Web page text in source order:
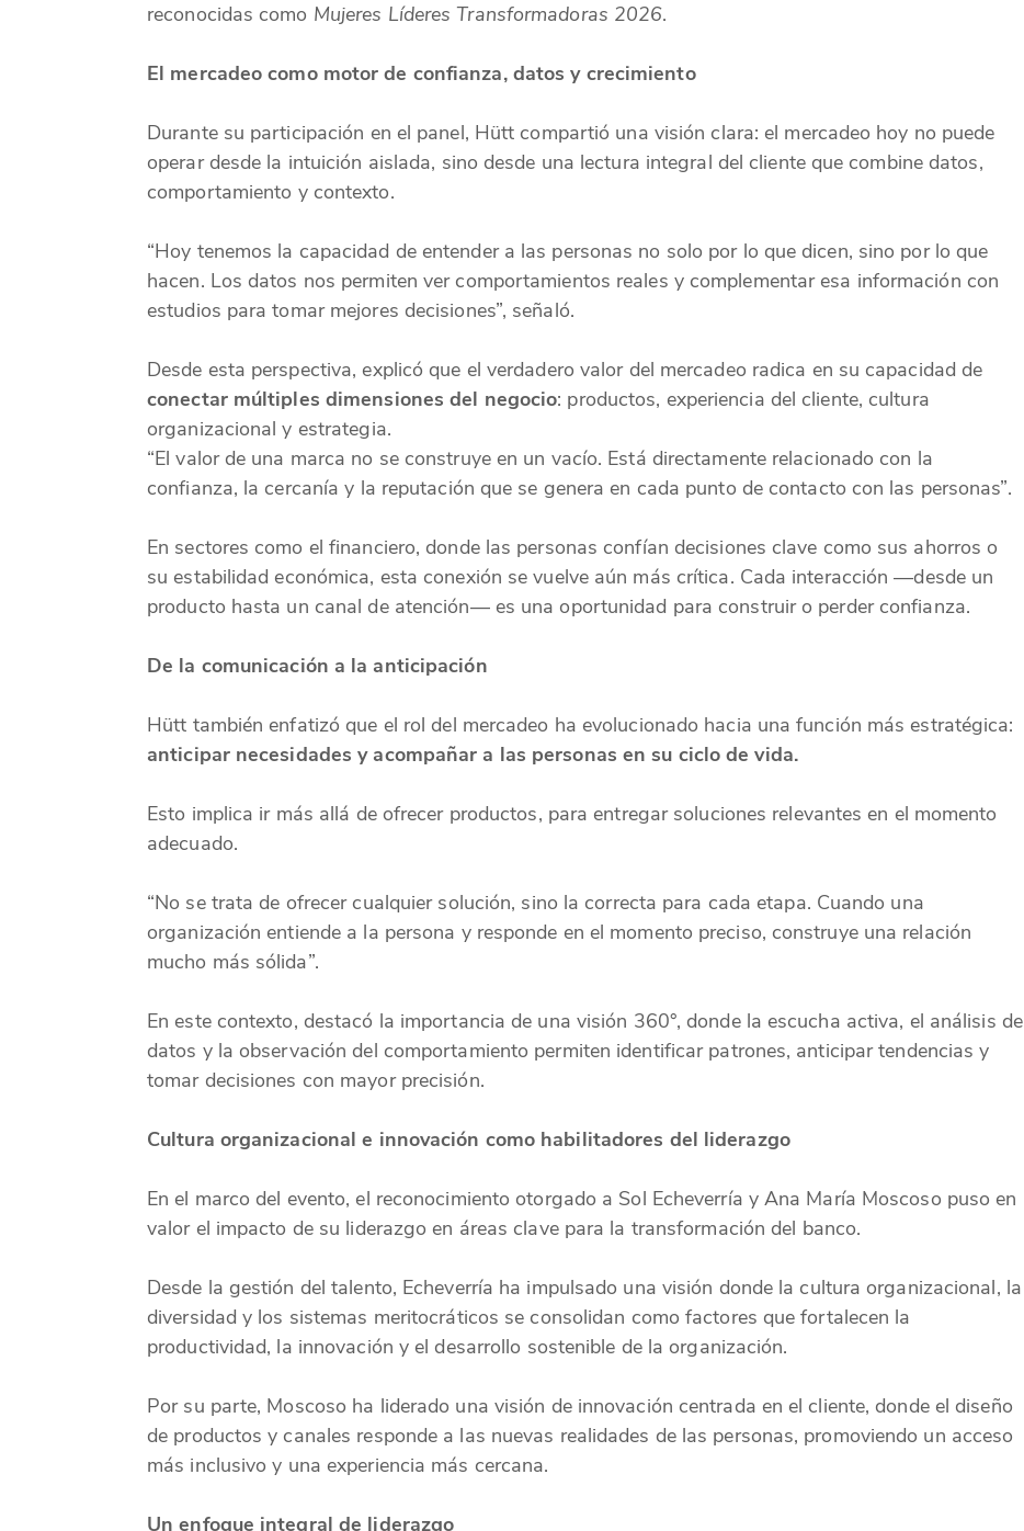
reconocidas como Mujeres Líderes Transformadoras 2026.
El mercadeo como motor de confianza, datos y crecimiento
Durante su participación en el panel, Hütt compartió una visión clara: el mercadeo hoy no puede
operar desde la intuición aislada, sino desde una lectura integral del cliente que combine datos,
comportamiento y contexto.
“Hoy tenemos la capacidad de entender a las personas no solo por lo que dicen, sino por lo que
hacen. Los datos nos permiten ver comportamientos reales y complementar esa información con
estudios para tomar mejores decisiones”, señaló.
Desde esta perspectiva, explicó que el verdadero valor del mercadeo radica en su capacidad de
conectar múltiples dimensiones del negocio: productos, experiencia del cliente, cultura
organizacional y estrategia.
“El valor de una marca no se construye en un vacío. Está directamente relacionado con la
confianza, la cercanía y la reputación que se genera en cada punto de contacto con las personas”.
En sectores como el financiero, donde las personas confían decisiones clave como sus ahorros o
su estabilidad económica, esta conexión se vuelve aún más crítica. Cada interacción —desde un
producto hasta un canal de atención— es una oportunidad para construir o perder confianza.
De la comunicación a la anticipación
Hütt también enfatizó que el rol del mercadeo ha evolucionado hacia una función más estratégica:
anticipar necesidades y acompañar a las personas en su ciclo de vida.
Esto implica ir más allá de ofrecer productos, para entregar soluciones relevantes en el momento
adecuado.
“No se trata de ofrecer cualquier solución, sino la correcta para cada etapa. Cuando una
organización entiende a la persona y responde en el momento preciso, construye una relación
mucho más sólida”.
En este contexto, destacó la importancia de una visión 360°, donde la escucha activa, el análisis de
datos y la observación del comportamiento permiten identificar patrones, anticipar tendencias y
tomar decisiones con mayor precisión.
Cultura organizacional e innovación como habilitadores del liderazgo
En el marco del evento, el reconocimiento otorgado a Sol Echeverría y Ana María Moscoso puso en
valor el impacto de su liderazgo en áreas clave para la transformación del banco.
Desde la gestión del talento, Echeverría ha impulsado una visión donde la cultura organizacional, la
diversidad y los sistemas meritocráticos se consolidan como factores que fortalecen la
productividad, la innovación y el desarrollo sostenible de la organización.
Por su parte, Moscoso ha liderado una visión de innovación centrada en el cliente, donde el diseño
de productos y canales responde a las nuevas realidades de las personas, promoviendo un acceso
más inclusivo y una experiencia más cercana.
Un enfoque integral de liderazgo